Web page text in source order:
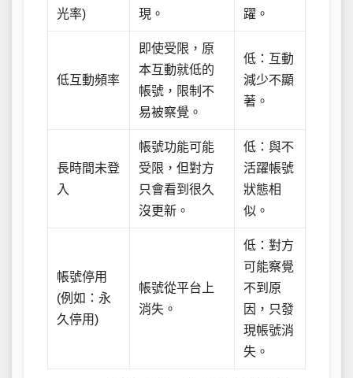
光率)
現。
躍。
低互動頻率
即使受限，原
本互動就低的
帳號，限制不
易被察覺。
低：互動
減少不顯
著。
長時間未登
入
帳號功能可能
受限，但對方
只會看到很久
沒更新。
低：與不
活躍帳號
狀態相
似。
帳號停用
(例如：永
久停用)
帳號從平台上
消失。
低：對方
可能察覺
不到原
因，只發
現帳號消
失。